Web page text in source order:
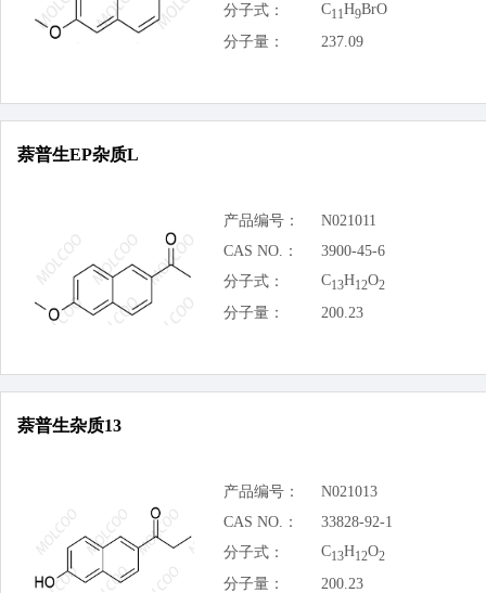
分子式：
C11H9BrO
分子量：
237.09
萘普生EP杂质L
产品编号：
N021011
CAS NO.：
3900-45-6
分子式：
C13H12O2
分子量： 200.23
萘普生杂质13
产品编号：
N021013
CAS NO.：
33828-92-1
分子式：
C13H12O2
分子量： 200.23